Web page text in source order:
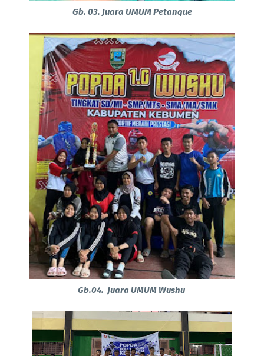
Gb. 03. Juara UMUM Petanque
Gb.04. Juara UMUM Wushu